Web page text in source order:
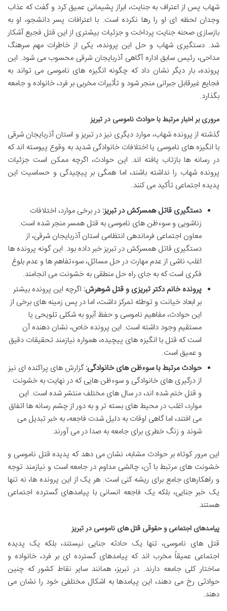
شهاب پس از اعتراف به جنایت، ابراز پشیمانی عمیق کرد و گفت که عذاب
وجدان لحظه ای او را رها نکرده است. با اعترافات پسر دانشجو، او به
بازسازی صحنه جنایت پرداخت و جزئیات بیشتری از این قتل فجیع آشکار
شد. دستگیری شهاب و حل این پرونده، یکی از خاطرات مهم سرهنگ
مداحی، رئیس سابق اداره آگاهی آذربایجان شرقی محسوب می شود. این
پرونده، بار دیگر نشان داد که چگونه انگیزه های ناموسی می تواند به
فجایع غیرقابل جبرانی منجر شود و تأثیرات مخربی بر فرد، خانواده و جامعه
بگذارد.
مروری بر اخبار مرتبط با حوادث ناموسی در تبریز
گذشته از پرونده شهاب، موارد دیگری نیز در تبریز و استان آذربایجان شرقی
با انگیزه های ناموسی یا اختلافات خانوادگی شدید به وقوع پیوسته اند که
در رسانه ها بازتاب یافته اند. این حوادث، اگرچه ممکن است جزئیات
پرونده شهاب را نداشته باشند، اما همگی بر پیچیدگی و حساسیت این
پدیده اجتماعی تأکید می کنند.
دستگیری قاتل همسرکش در تبریز: در برخی موارد، اختلافات
زناشویی و سوءظن های ناموسی به قتل همسر منجر شده است.
معاون اجتماعی فرماندهی انتظامی استان آذربایجان شرقی، از
دستگیری قاتل همسرکش در تبریز خبر داده بود. این گونه پرونده ها
اغلب ناشی از عدم مهارت در حل مسائل، سوءتفاهم ها و عدم بلوغ
فکری است که به جای راه حل منطقی به خشونت می انجامند.
پرونده خانم دکتر تبریزی و قتل شوهرش: اگرچه این پرونده بیشتر
بر ابعاد خیانت و توطئه تمرکز داشت، اما در پس زمینه های برخی از
این حوادث، مفاهیم ناموسی و حفظ آبرو به شکلی تلویحی یا
مستقیم وجود داشته است. این پرونده خاص، نشان دهنده آن
است که قتل با انگیزه های پیچیده، همواره نیازمند تحقیقات دقیق
و عمیق است.
حوادث مرتبط با سوءظن های خانوادگی:گزارش های پراکنده ای نیز
از درگیری های خانوادگی و سوءظن هایی که در نهایت به خشونت
و قتل ختم شده اند، در سال های مختلف منتشر شده است. این
موارد، اغلب در محیط های بسته تر و به دور از چشم رسانه ها اتفاق
می افتند، اما گاهی اوقات به دلیل شدت فاجعه، به خبر تبدیل می
شوند و زنگ خطری برای جامعه به صدا در می آورند.
این مرور کوتاه بر حوادث مشابه، نشان می دهد که پدیده قتل ناموسی و
خشونت های مرتبط با آن، چالشی مداوم در جامعه است و نیازمند توجه
و راهکارهای جامع برای ریشه کنی است. هر یک از این پرونده ها، نه تنها
یک خبر جنایی، بلکه یک فاجعه انسانی با پیامدهای گسترده اجتماعی
هستند.
پیامدهای اجتماعی و حقوقی قتل های ناموسی در تبریز
قتل های ناموسی، تنها یک حادثه جنایی نیستند، بلکه یک پدیده
اجتماعی عمیقاً مخرب اند که پیامدهای گسترده ای بر فرد، خانواده و
ساختار کلی جامعه دارند. در تبریز، همانند سایر نقاط کشور که چنین
حوادثی رخ می دهند، این پیامدها به اشکال مختلفی خود را نشان می
دهند.